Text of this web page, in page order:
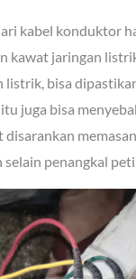
kabel konduktor
kawat jaringan
listrik, bisa
juga bisa
disarankan
selain penangkal